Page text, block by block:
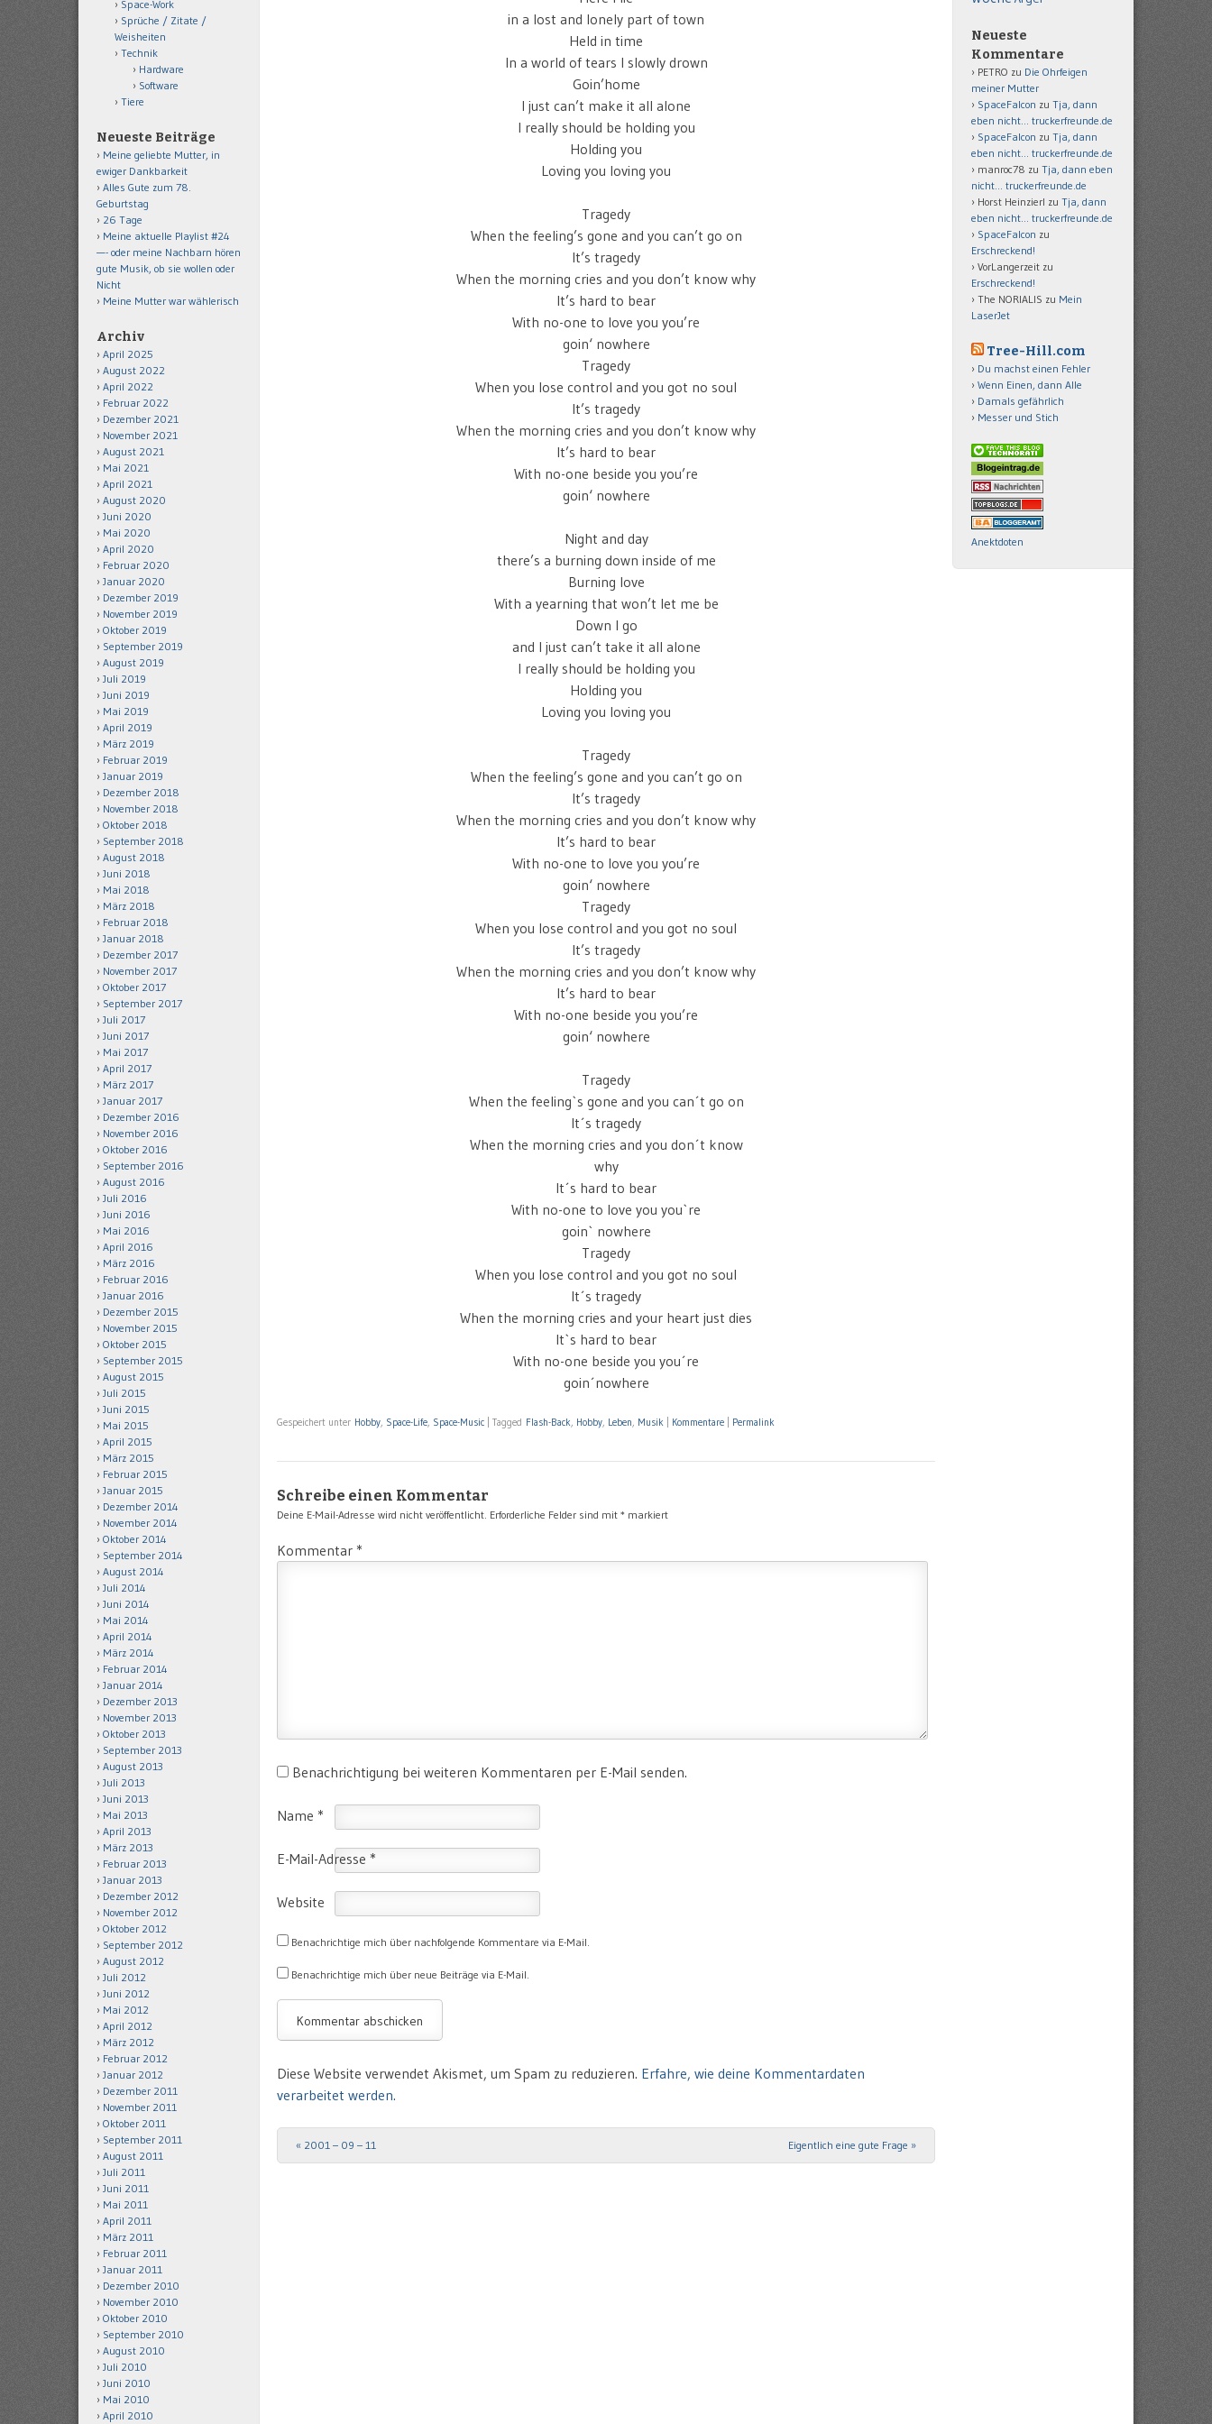
in a lost and lonely part of town
Held in time
In a world of tears I slowly drown
Goin’home
I just can’t make it all alone
I really should be holding you
Holding you
Loving you loving you
Tragedy
When the feeling’s gone and you can’t go on
It’s tragedy
When the morning cries and you don’t know why
It’s hard to bear
With no-one to love you you’re
goin‘ nowhere
Tragedy
When you lose control and you got no soul
It’s tragedy
When the morning cries and you don’t know why
It’s hard to bear
With no-one beside you you’re
goin‘ nowhere
Night and day
there’s a burning down inside of me
Burning love
With a yearning that won’t let me be
Down I go
and I just can’t take it all alone
I really should be holding you
Holding you
Loving you loving you
Tragedy
When the feeling’s gone and you can’t go on
It’s tragedy
When the morning cries and you don’t know why
It’s hard to bear
With no-one to love you you’re
goin‘ nowhere
Tragedy
When you lose control and you got no soul
It’s tragedy
When the morning cries and you don’t know why
It’s hard to bear
With no-one beside you you’re
goin‘ nowhere
Tragedy
When the feeling`s gone and you can´t go on
It´s tragedy
When the morning cries and you don´t know
why
It´s hard to bear
With no-one to love you you`re
goin` nowhere
Tragedy
When you lose control and you got no soul
It´s tragedy
When the morning cries and your heart just dies
It`s hard to bear
With no-one beside you you´re
goin´nowhere
Gespeichert unter Hobby, Space-Life, Space-Music Tagged Flash-Back, Hobby, Leben, Musik Kommentare Permalink
Schreibe einen Kommentar
Deine E-Mail-Adresse wird nicht veröffentlicht. Erforderliche Felder sind mit * markiert
Kommentar *
Benachrichtigung bei weiteren Kommentaren per E-Mail senden.
Name *
E-Mail-Adresse *
Website
Benachrichtige mich über nachfolgende Kommentare via E-Mail.
Benachrichtige mich über neue Beiträge via E-Mail.
Diese Website verwendet Akismet, um Spam zu reduzieren. Erfahre, wie deine Kommentardaten
verarbeitet werden.
Post navigation
« 2001 – 09 – 11 Eigentlich eine gute Frage »
Space-Work
Sprüche / Zitate /
Weisheiten
Technik
Hardware
Software
Tiere
Neueste Beiträge
Meine geliebte Mutter, in
ewiger Dankbarkeit
Alles Gute zum 78.
Geburtstag
26 Tage
Meine aktuelle Playlist #24
—- oder meine Nachbarn hören
gute Musik, ob sie wollen oder
Nicht
Meine Mutter war wählerisch
Archiv
April 2025
August 2022
April 2022
Februar 2022
Dezember 2021
November 2021
August 2021
Mai 2021
April 2021
August 2020
Juni 2020
Mai 2020
April 2020
Februar 2020
Januar 2020
Dezember 2019
November 2019
Oktober 2019
September 2019
August 2019
Juli 2019
Juni 2019
Mai 2019
April 2019
März 2019
Februar 2019
Januar 2019
Dezember 2018
November 2018
Oktober 2018
September 2018
August 2018
Juni 2018
Mai 2018
März 2018
Februar 2018
Januar 2018
Dezember 2017
November 2017
Oktober 2017
September 2017
Juli 2017
Juni 2017
Mai 2017
April 2017
März 2017
Januar 2017
Dezember 2016
November 2016
Oktober 2016
September 2016
August 2016
Juli 2016
Juni 2016
Mai 2016
April 2016
März 2016
Februar 2016
Januar 2016
Dezember 2015
November 2015
Oktober 2015
September 2015
August 2015
Juli 2015
Juni 2015
Mai 2015
April 2015
März 2015
Februar 2015
Januar 2015
Dezember 2014
November 2014
Oktober 2014
September 2014
August 2014
Juli 2014
Juni 2014
Mai 2014
April 2014
März 2014
Februar 2014
Januar 2014
Dezember 2013
November 2013
Oktober 2013
September 2013
August 2013
Juli 2013
Juni 2013
Mai 2013
April 2013
März 2013
Februar 2013
Januar 2013
Dezember 2012
November 2012
Oktober 2012
September 2012
August 2012
Juli 2012
Juni 2012
Mai 2012
April 2012
März 2012
Februar 2012
Januar 2012
Dezember 2011
November 2011
Oktober 2011
September 2011
August 2011
Juli 2011
Juni 2011
Mai 2011
April 2011
März 2011
Februar 2011
Januar 2011
Dezember 2010
November 2010
Oktober 2010
September 2010
August 2010
Juli 2010
Juni 2010
Mai 2010
April 2010
Neueste
Kommentare
PETRO zu Die Ohrfeigen
meiner Mutter
SpaceFalcon zu Tja, dann
eben nicht… truckerfreunde.de
SpaceFalcon zu Tja, dann
eben nicht… truckerfreunde.de
manroc78 zu Tja, dann eben
nicht… truckerfreunde.de
Horst Heinzierl zu Tja, dann
eben nicht… truckerfreunde.de
SpaceFalcon zu
Erschreckend!
VorLangerzeit zu
Erschreckend!
The NORIALIS zu Mein
LaserJet
Tree-Hill.com
Du machst einen Fehler
Wenn Einen, dann Alle
Damals gefährlich
Messer und Stich
Anektdoten